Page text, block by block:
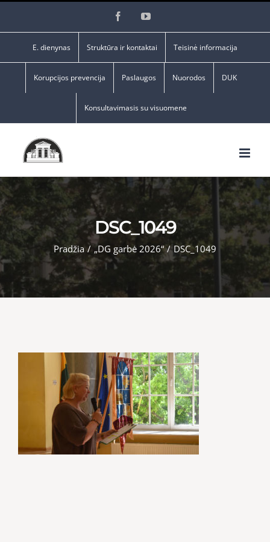
FacebookYouTube
E. dienynas Struktūra ir kontaktai Teisinė informacija
Korupcijos prevencija Paslaugos Nuorodos DUK
Konsultavimasis su visuomene
DSC_1049
Pradžia / „DG garbė 2026“ / DSC_1049